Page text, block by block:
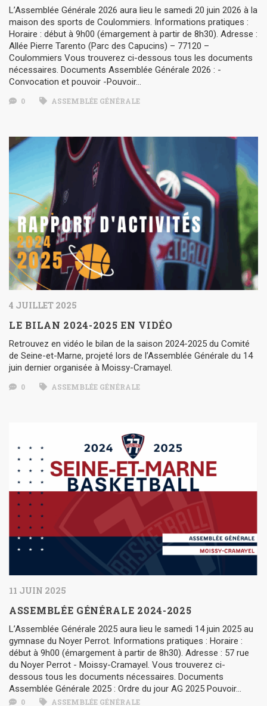
L’Assemblée Générale 2026 aura lieu le samedi 20 juin 2026 à la
maison des sports de Coulommiers. Informations pratiques :
Horaire : début à 9h00 (émargement à partir de 8h30). Adresse :
Allée Pierre Tarento (Parc des Capucins) – 77120 –
Coulommiers Vous trouverez ci-dessous tous les documents
nécessaires. Documents Assemblée Générale 2026 : -
Convocation et pouvoir -Pouvoir…
0 ASSEMBLÉE GÉNÉRALE
4 JUILLET 2025
LE BILAN 2024-2025 EN VIDÉO
Retrouvez en vidéo le bilan de la saison 2024-2025 du Comité
de Seine-et-Marne, projeté lors de l’Assemblée Générale du 14
juin dernier organisée à Moissy-Cramayel.
0 ASSEMBLÉE GÉNÉRALE
11 JUIN 2025
ASSEMBLÉE GÉNÉRALE 2024-2025
L’Assemblée Générale 2025 aura lieu le samedi 14 juin 2025 au
gymnase du Noyer Perrot. Informations pratiques : Horaire :
début à 9h00 (émargement à partir de 8h30). Adresse : 57 rue
du Noyer Perrot - Moissy-Cramayel. Vous trouverez ci-
dessous tous les documents nécessaires. Documents
Assemblée Générale 2025 : Ordre du jour AG 2025 Pouvoir...
0 ASSEMBLÉE GÉNÉRALE